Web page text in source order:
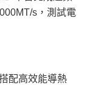
s，測試電
配高效能導熱